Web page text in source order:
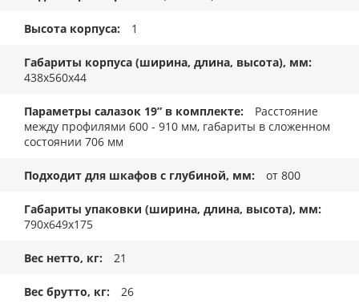
Высота корпуса 1
Габариты корпуса (ширина, длина, высота), мм
438x560x44
Параметры салазок 19” в комплекте
Расстояние
между профилями 600 - 910 мм, габариты в сложенном
состоянии 706 мм
Подходит для шкафов с глубиной, мм от 800
Габариты упаковки (ширина, длина, высота), мм
790x649x175
Вес нетто, кг 21
Вес брутто, кг 26